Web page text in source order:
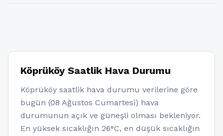
Köprüköy Saatlik Hava Durumu
Köprüköy saatlik hava durumu verilerine göre
bugün (08 Ağustos Cumartesi) hava
durumunun açık ve güneşli olması bekleniyor.
En yüksek sıcaklığın 26°C, en düşük sıcaklığın